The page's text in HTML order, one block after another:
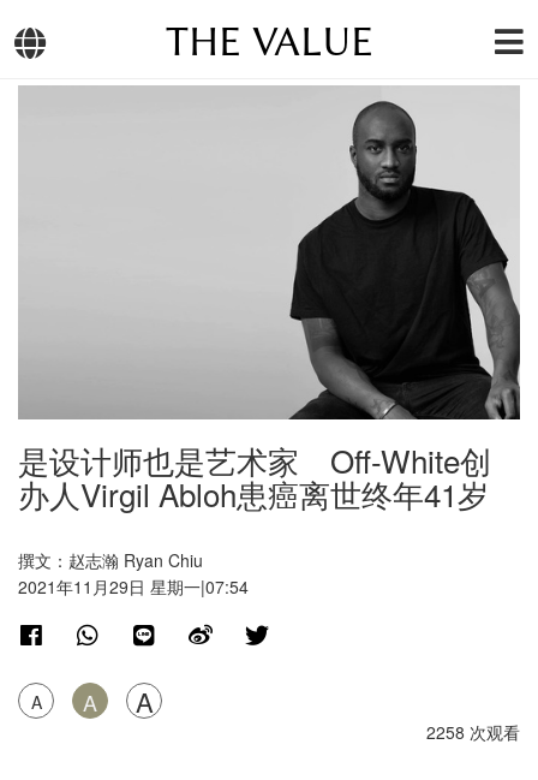
THE VALUE
是设计师也是艺术家 Off-White创
办人Virgil Abloh患癌离世终年41岁
撰文：赵志瀚 Ryan Chiu
2021年11月29日 星期一|07:54
A A A
2258 次观看